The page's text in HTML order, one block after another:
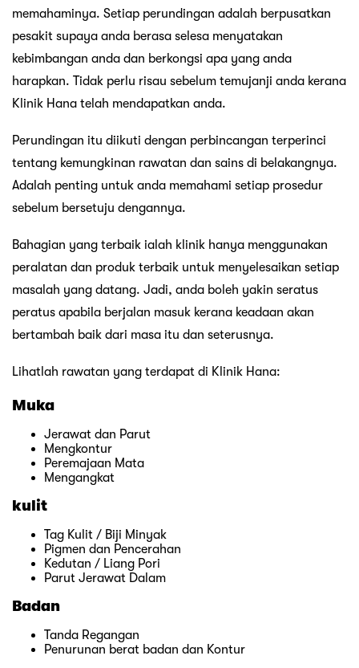
memahaminya. Setiap perundingan adalah berpusatkan
pesakit supaya anda berasa selesa menyatakan
kebimbangan anda dan berkongsi apa yang anda
harapkan. Tidak perlu risau sebelum temujanji anda kerana
Klinik Hana telah mendapatkan anda.
Perundingan itu diikuti dengan perbincangan terperinci
tentang kemungkinan rawatan dan sains di belakangnya.
Adalah penting untuk anda memahami setiap prosedur
sebelum bersetuju dengannya.
Bahagian yang terbaik ialah klinik hanya menggunakan
peralatan dan produk terbaik untuk menyelesaikan setiap
masalah yang datang. Jadi, anda boleh yakin seratus
peratus apabila berjalan masuk kerana keadaan akan
bertambah baik dari masa itu dan seterusnya.
Lihatlah rawatan yang terdapat di Klinik Hana:
Muka
Jerawat dan Parut
Mengkontur
Peremajaan Mata
Mengangkat
kulit
Tag Kulit / Biji Minyak
Pigmen dan Pencerahan
Kedutan / Liang Pori
Parut Jerawat Dalam
Badan
Tanda Regangan
Penurunan berat badan dan Kontur